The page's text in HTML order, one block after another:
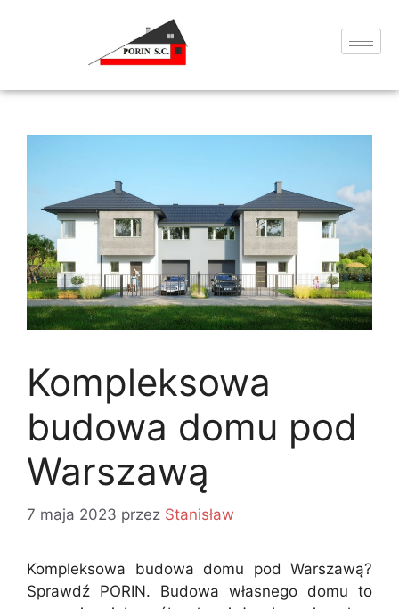
Kompleksowa
budowa domu pod
Warszawą
7 maja 2023 przez Stanisław
Kompleksowa budowa domu pod Warszawą?
Sprawdź PORIN. Budowa własnego domu to